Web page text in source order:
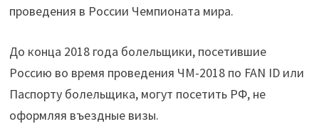
проведения в России Чемпионата мира.
До конца 2018 года болельщики, посетившие
Россию во время проведения ЧМ-2018 по FAN ID или
Паспорту болельщика, могут посетить РФ, не
оформляя въездные визы.